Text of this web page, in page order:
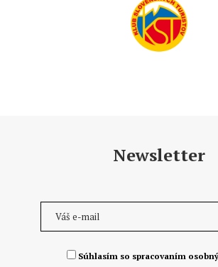
Newsletter
Súhlasím so spracovaním